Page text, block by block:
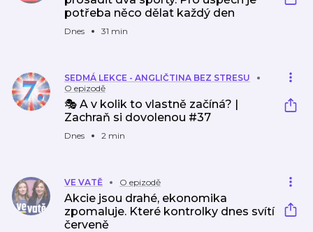
potřeba něco dělat každý den
Dnes 31 min
SEDMÁ LEKCE - ANGLIČTINA BEZ STRESU
O epizodě
🎭 A v kolik to vlastně začíná? |
Zachraň si dovolenou #37
Dnes 2 min
VE VATĚ O epizodě
Akcie jsou drahé, ekonomika
zpomaluje. Které kontrolky dnes svítí
červeně